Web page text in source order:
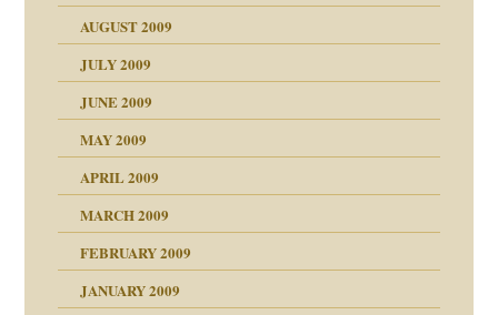
AUGUST 2009
JULY 2009
JUNE 2009
MAY 2009
APRIL 2009
MARCH 2009
FEBRUARY 2009
JANUARY 2009